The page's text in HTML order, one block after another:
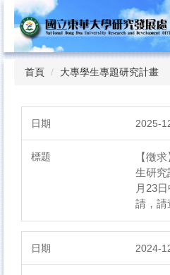
跳
到
要
首頁 大專學生專題研究計畫
2025-
【徵
生研究
月23
請，請
2024-